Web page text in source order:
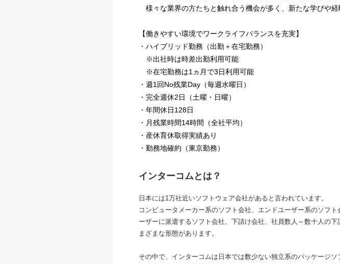
様々な業界の方たちと触れ合う機会が多く、新たな学びや経
【働きやすい環境でワークライフバランスを充実】
・ハイブリッド勤務（出勤＋在宅勤務）
※出社時は時差出勤利用可能
※在宅勤務は1ヵ月で3日利用可能
・週1回No残業Day（毎週水曜日）
・完全週休2日（土曜・日曜）
・年間休日128日
・月残業時間14時間（全社平均）
・産休育休取得実績あり
・勤務地確約（東京勤務）
インターコムとは？
日本には1万社近いソフトウェア会社があると言われています。
コンピュータメーカー系のソフト会社、エンドユーザー系のソフ
ーザーに派遣するソフト会社、下請け会社、社員数人～数十人の
まざまな形態があります。
その中で、インターコムは日本では数少ない独立系のパッケージソ